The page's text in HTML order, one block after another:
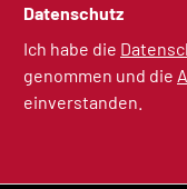
Datenschutz
Ich habe die
genommen und die
einverstanden.